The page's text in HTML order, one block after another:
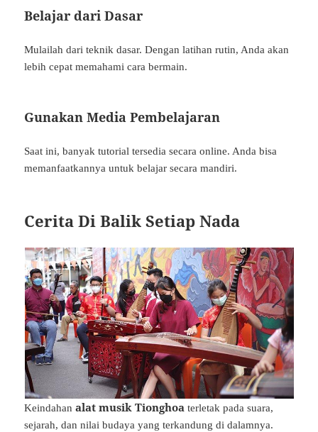
Belajar dari Dasar
Mulailah dari teknik dasar. Dengan latihan rutin, Anda akan
lebih cepat memahami cara bermain.
Gunakan Media Pembelajaran
Saat ini, banyak tutorial tersedia secara online. Anda bisa
memanfaatkannya untuk belajar secara mandiri.
Cerita Di Balik Setiap Nada
Keindahanalat musik Tionghoa terletak pada suara,
sejarah, dan nilai budaya yang terkandung di dalamnya.